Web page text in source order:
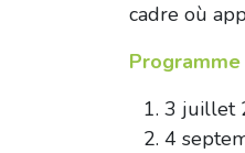
cadre où
Programme
3 juillet
4